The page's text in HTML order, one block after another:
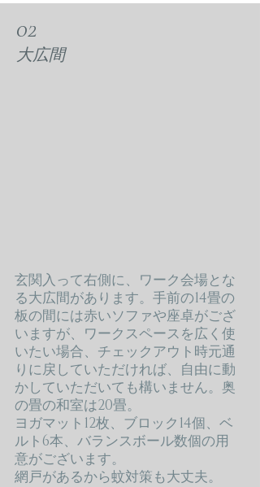
02
大広間
​玄関入って右側に、ワーク会場とな
る大広間があります。手前の14畳の
板の間には赤いソファや座卓がござ
いますが、ワークスペースを広く使
いたい場合、チェックアウト時元通
りに戻していただければ、自由に動
かしていただいても構いません。奥
の畳の和室は20畳。
​ヨガマット12枚、ブロック14個、ベ
ルト6本、バランスボール数個の用
意がございます。
網戸があるから蚊対策も大丈夫。